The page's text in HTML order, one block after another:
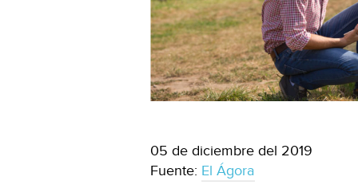
05 de diciembre del 2019
Fuente: El Ágora